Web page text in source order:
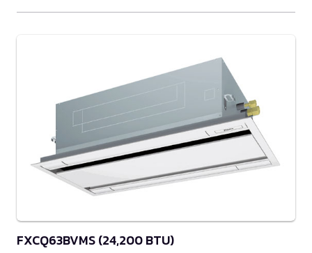
FXCQ63BVMS (24,200 BTU)